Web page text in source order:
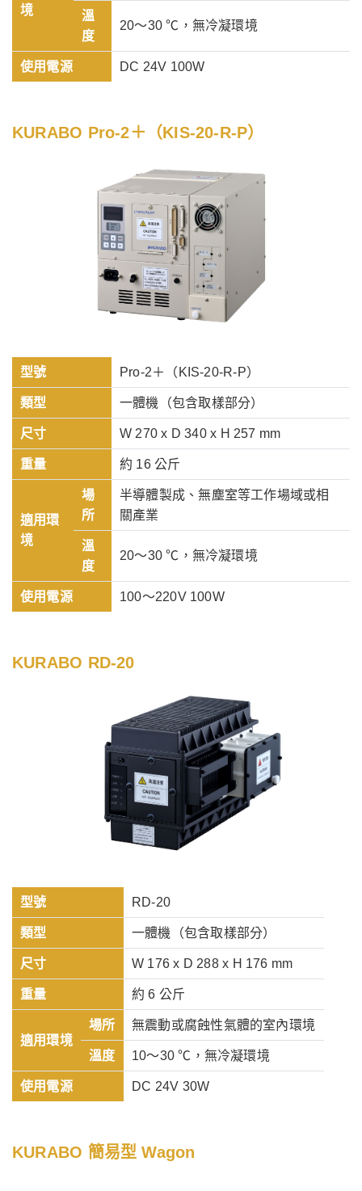
境
溫
度
20～30 ℃，無冷凝環境
使用電源 DC 24V 100W
KURABO Pro-2＋（KIS-20-R-P）
型號 Pro-2＋（KIS-20-R-P）
類型 一體機（包含取樣部分）
尺寸 W 270 x D 340 x H 257 mm
重量 約 16 公斤
適用環
境
場
所
半導體製成、無塵室等工作場域或相
關產業
溫
度
20～30 ℃，無冷凝環境
使用電源 100～220V 100W
KURABO RD-20
型號 RD-20
類型 一體機（包含取樣部分）
尺寸 W 176 x D 288 x H 176 mm
重量 約 6 公斤
適用環境
場所 無震動或腐蝕性氣體的室內環境
溫度 10～30 ℃，無冷凝環境
使用電源 DC 24V 30W
KURABO 簡易型 Wagon